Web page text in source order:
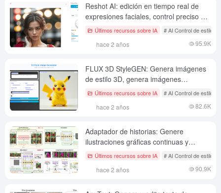
Reshot AI: edición en tiempo real de
expresiones faciales, control preciso de
expresiones faciales en retratos
Últimos recursos sobre IA # AI Control de estilo
hace 2 años 95.9K
FLUX 3D StyleGEN: Genera imágenes
de estilo 3D, genera imágenes
adecuadas para el modelado 3D
Últimos recursos sobre IA # AI Control de estilo
hace 2 años 82.6K
Adaptador de historias: Genere
ilustraciones gráficas continuas y
coherentes basadas en una historia
Últimos recursos sobre IA # AI Control de estilo
hace 2 años 90.9K